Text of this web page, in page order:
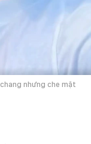
nhưng che mặt